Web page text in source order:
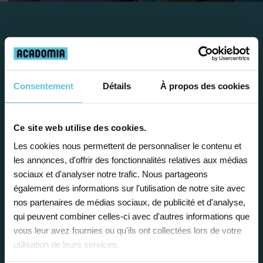
Consentement Détails À propos des cookies
Ce site web utilise des cookies.
Les cookies nous permettent de personnaliser le contenu et
les annonces, d'offrir des fonctionnalités relatives aux médias
sociaux et d'analyser notre trafic. Nous partageons
également des informations sur l'utilisation de notre site avec
nos partenaires de médias sociaux, de publicité et d'analyse,
qui peuvent combiner celles-ci avec d'autres informations que
vous leur avez fournies ou qu'ils ont collectées lors de votre
utilisation de leurs services.
Travailler chez Acadomia
présente denombreux
avantages
Enseignez près de chez vous, selon
vos horaires
Afin de garantir le meilleur
accompagnement, nous organisons votre
emploi du temps en fonction de votre profil,